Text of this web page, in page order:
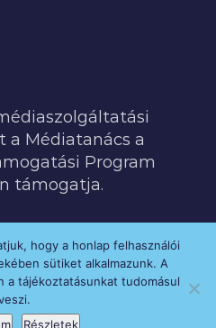
a Médiatanács a
Program
támogatja.
© 2020 MANNA FM
hogy a honlap felhasználói
sütiket alkalmazunk. A
a tájékoztatásunkat tudomásul
Részletek